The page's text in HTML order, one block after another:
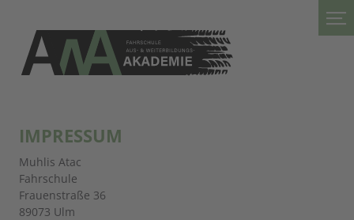
IMPRESSUM
Muhlis Atac
Fahrschule
Frauenstraße 36
89073 Ulm